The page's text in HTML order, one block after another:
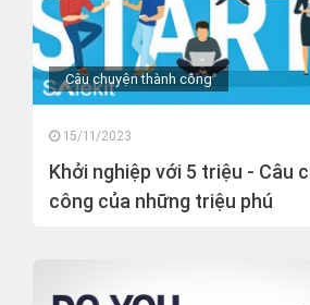
Câu chuyện thành công
15/11/2023
Khởi nghiệp với 5 triệu - Câu
công của những triệu phú